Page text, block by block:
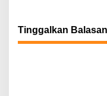
Tinggalkan Balasan